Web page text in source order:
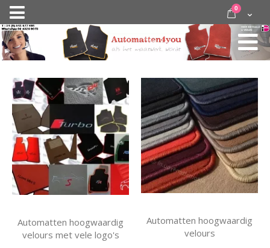
Nav
activeren
door
inhoud
Cart
0 items
Automatten hoogwaardig
velours met vele logo's
Automatten hoogwaardig
velours